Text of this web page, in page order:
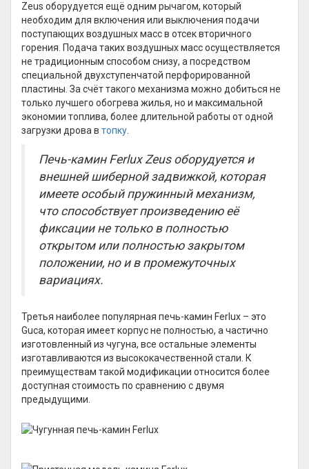
Zeus оборудуется ещё одним рычагом, который
необходим для включения или выключения подачи
поступающих воздушных масс в отсек вторичного
горения. Подача таких воздушных масс осуществляется
не традиционным способом снизу, а посредством
специальной двухступенчатой перфорированной
пластины. За счёт такого механизма можно добиться не
только лучшего обогрева жилья, но и максимальной
экономии топлива, более длительной работы от одной
загрузки дрова в топку
Печь-камин FerluxZeus оборудуется и
внешней шиберной задвижкой, которая
имеете особый пружинный механизм,
что способствует произведению её
фиксации не только в полностью
открытом или полностью закрытом
положении, но и в промежуточных
вариациях.
Третья наиболее популярная печь-камин Ferlux – это
Guca, которая имеет корпус не полностью, а частично
изготовленный из чугуна, все остальные элементы
изготавливаются из высококачественной стали. К
преимуществам такой модификации относится более
доступная стоимость по сравнению с двумя
предыдущими.